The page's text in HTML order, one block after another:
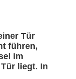
Tür
führen,
im
liegt. In